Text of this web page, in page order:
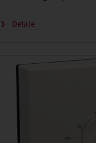
Detale